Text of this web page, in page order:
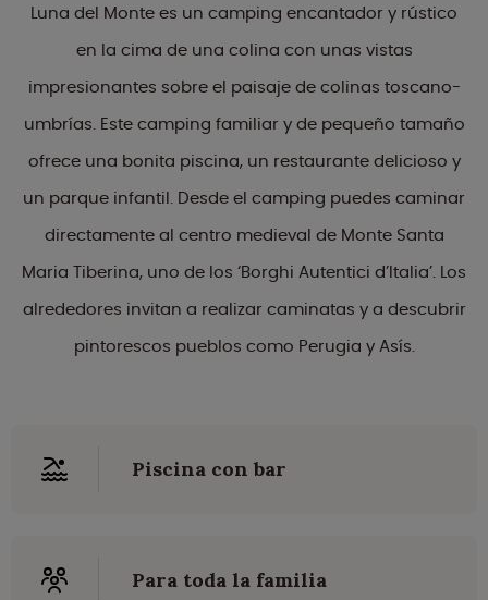
Luna del Monte es un camping encantador y rústico
en la cima de una colina con unas vistas
impresionantes sobre el paisaje de colinas toscano-
umbrías. Este camping familiar y de pequeño tamaño
ofrece una bonita piscina, un restaurante delicioso y
un parque infantil. Desde el camping puedes caminar
directamente al centro medieval de Monte Santa
Maria Tiberina, uno de los ‘Borghi Autentici d’Italia’. Los
alrededores invitan a realizar caminatas y a descubrir
pintorescos pueblos como Perugia y Asís.
Piscina con bar
Para toda la familia